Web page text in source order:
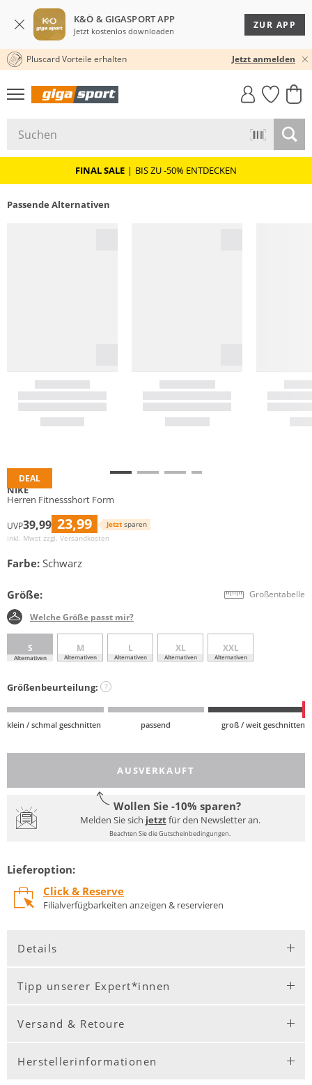
K&Ö & GIGASPORT APP
Jetzt kostenlos downloaden
ZUR APP
30 TAGE RÜCKGABERECHT
Pluscard Vorteile erhalten Jetzt anmelden
GIGASTYLE
FAHRRAD­
MUST-HAVE
FINAL SALE | BIS ZU -50% ENTDECKEN
Passende Alternativen
DEAL
NIKE
Herren Fitnessshort Form
UVP39,99 23,99 Jetzt sparen
inkl. Mwst zzgl. Versandkosten
Farbe: Schwarz
Größe: Größentabelle
Welche Größe passt mir?
S
Alternativen
M
Alternativen
L
Alternativen
XL
Alternativen
XXL
Alternativen
Größenbeurteilung: ?
klein / schmal geschnitten passend groß / weit geschnitten
AUSVERKAUFT
Wollen Sie -10% sparen?
Melden Sie sich jetztfür den Newsletter an.
Beachten Sie die Gutscheinbedingungen.
Lieferoption:
Click & Reserve
Filialverfügbarkeiten anzeigen & reservieren
Details
Tipp unserer Expert*innen
Versand & Retoure
Herstellerinformationen